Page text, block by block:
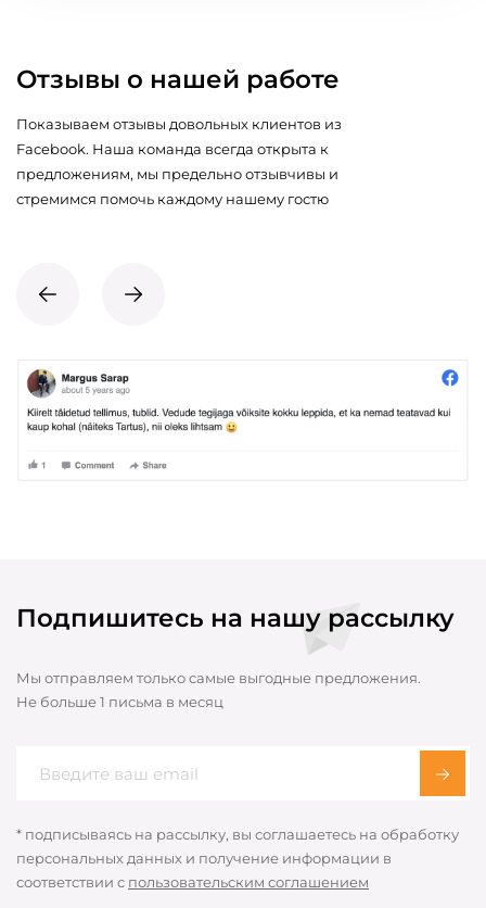
Отзывы о нашей работе
Показываем отзывы довольных клиентов из
Facebook. Наша команда всегда открыта к
предложениям, мы предельно отзывчивы и
стремимся помочь каждому нашему гостю
Подпишитесь на нашу рассылку
Мы отправляем только самые выгодные предложения.
Не больше 1 письма в месяц
* подписываясь на рассылку, вы соглашаетесь на обработку
персональных данных и получение информации в
соответствии с пользовательским соглашением